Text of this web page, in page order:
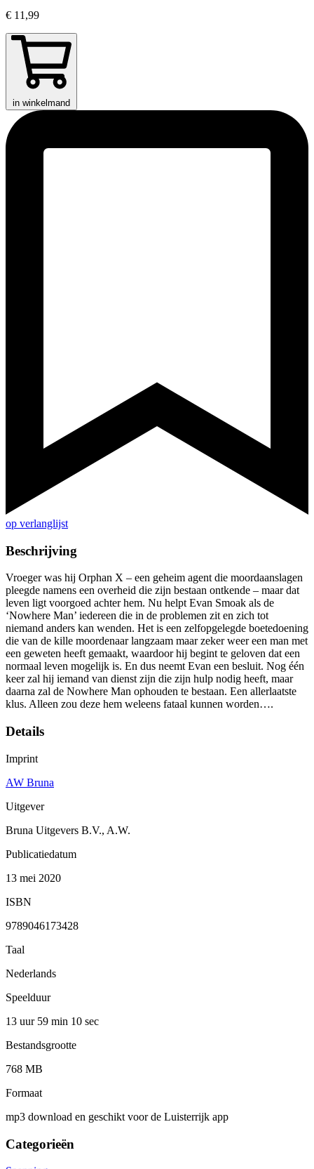
€ 11,99
in winkelmand
op verlanglijst
Beschrijving
Vroeger was hij Orphan X – een geheim agent die moordaanslagen
pleegde namens een overheid die zijn bestaan ontkende – maar dat
leven ligt voorgoed achter hem. Nu helpt Evan Smoak als de
‘Nowhere Man’ iedereen die in de problemen zit en zich tot
niemand anders kan wenden. Het is een zelfopgelegde boetedoening
die van de kille moordenaar langzaam maar zeker weer een man met
een geweten heeft gemaakt, waardoor hij begint te geloven dat een
normaal leven mogelijk is. En dus neemt Evan een besluit. Nog één
keer zal hij iemand van dienst zijn die zijn hulp nodig heeft, maar
daarna zal de Nowhere Man ophouden te bestaan. Een allerlaatste
klus. Alleen zou deze hem weleens fataal kunnen worden….
Details
Imprint
AW Bruna
Uitgever
Bruna Uitgevers B.V., A.W.
Publicatiedatum
13 mei 2020
ISBN
9789046173428
Taal
Nederlands
Speelduur
13 uur 59 min 10 sec
Bestandsgrootte
768 MB
Formaat
mp3 download en geschikt voor de Luisterrijk app
Categorieën